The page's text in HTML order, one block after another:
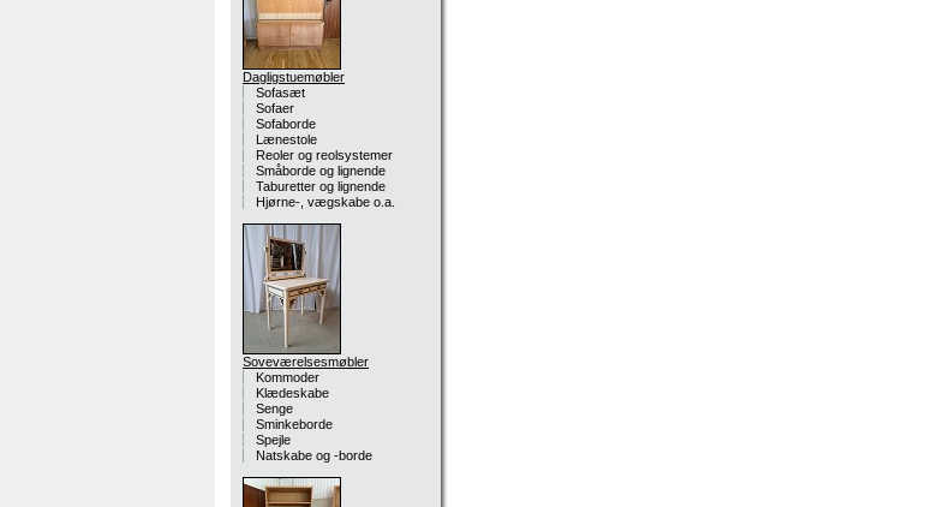
Dagligstuemøbler
Sofasæt
Sofaer
Sofaborde
Lænestole
Reoler og reolsystemer
Småborde og lignende
Taburetter og lignende
Hjørne-, vægskabe o.a.
Soveværelsesmøbler
Kommoder
Klædeskabe
Senge
Sminkeborde
Spejle
Natskabe og -borde